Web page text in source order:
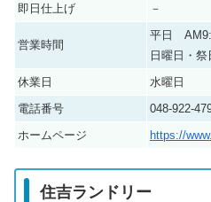
即日仕上げ －
営業時間
平日
日曜日・
休業日
水曜日
電話番号
048-922-
ホームページ
https://
住吉ランドリー